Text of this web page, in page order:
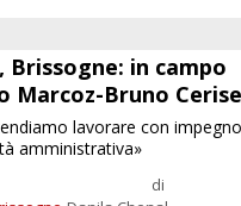
Brissogne: in campo
Marcoz-Bruno Cerise
di
lavorare con impegno
amministrativa»